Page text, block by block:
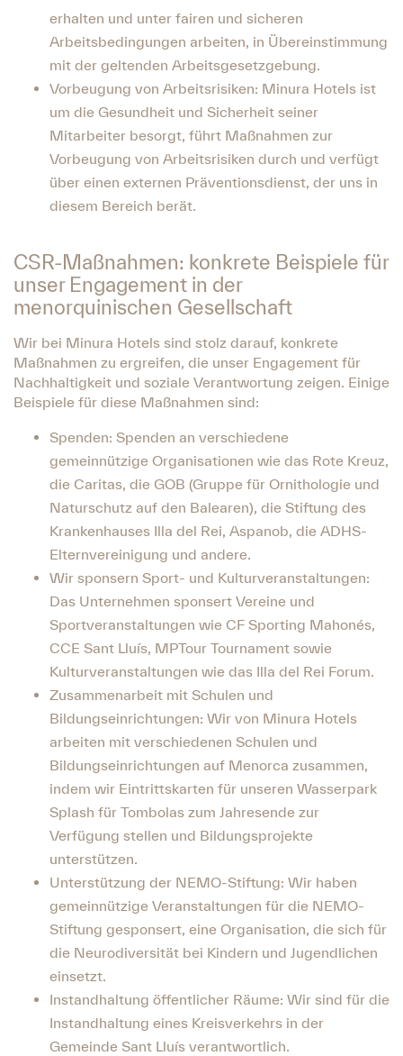
erhalten und unter fairen und sicheren
Arbeitsbedingungen arbeiten, in Übereinstimmung
mit der geltenden Arbeitsgesetzgebung.
Vorbeugung von Arbeitsrisiken: Minura Hotels ist
um die Gesundheit und Sicherheit seiner
Mitarbeiter besorgt, führt Maßnahmen zur
Vorbeugung von Arbeitsrisiken durch und verfügt
über einen externen Präventionsdienst, der uns in
diesem Bereich berät.
CSR-Maßnahmen: konkrete Beispiele für
unser Engagement in der
menorquinischen Gesellschaft
Wir bei Minura Hotels sind stolz darauf, konkrete
Maßnahmen zu ergreifen, die unser Engagement für
Nachhaltigkeit und soziale Verantwortung zeigen. Einige
Beispiele für diese Maßnahmen sind:
Spenden: Spenden an verschiedene
gemeinnützige Organisationen wie das Rote Kreuz,
die Caritas, die GOB (Gruppe für Ornithologie und
Naturschutz auf den Balearen), die Stiftung des
Krankenhauses Illa del Rei, Aspanob, die ADHS-
Elternvereinigung und andere.
Wir sponsern Sport- und Kulturveranstaltungen:
Das Unternehmen sponsert Vereine und
Sportveranstaltungen wie CF Sporting Mahonés,
CCE Sant Lluís, MPTour Tournament sowie
Kulturveranstaltungen wie das Illa del Rei Forum.
Zusammenarbeit mit Schulen und
Bildungseinrichtungen: Wir von Minura Hotels
arbeiten mit verschiedenen Schulen und
Bildungseinrichtungen auf Menorca zusammen,
indem wir Eintrittskarten für unseren Wasserpark
Splash für Tombolas zum Jahresende zur
Verfügung stellen und Bildungsprojekte
unterstützen.
Unterstützung der NEMO-Stiftung: Wir haben
gemeinnützige Veranstaltungen für die NEMO-
Stiftung gesponsert, eine Organisation, die sich für
die Neurodiversität bei Kindern und Jugendlichen
einsetzt.
Instandhaltung öffentlicher Räume: Wir sind für die
Instandhaltung eines Kreisverkehrs in der
Gemeinde Sant Lluís verantwortlich.